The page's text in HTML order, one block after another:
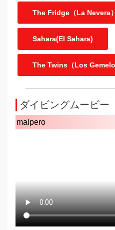
The Fridge（La Nevera）
Sahara(El Sahara)
The Twins（Los
ダイビングムービー
malpero